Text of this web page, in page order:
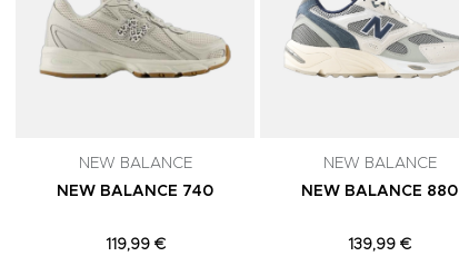
NEW BALANCE
NEW BALANCE 740
119,99 €
NEW BALANCE
NEW BALANCE 880
139,99 €